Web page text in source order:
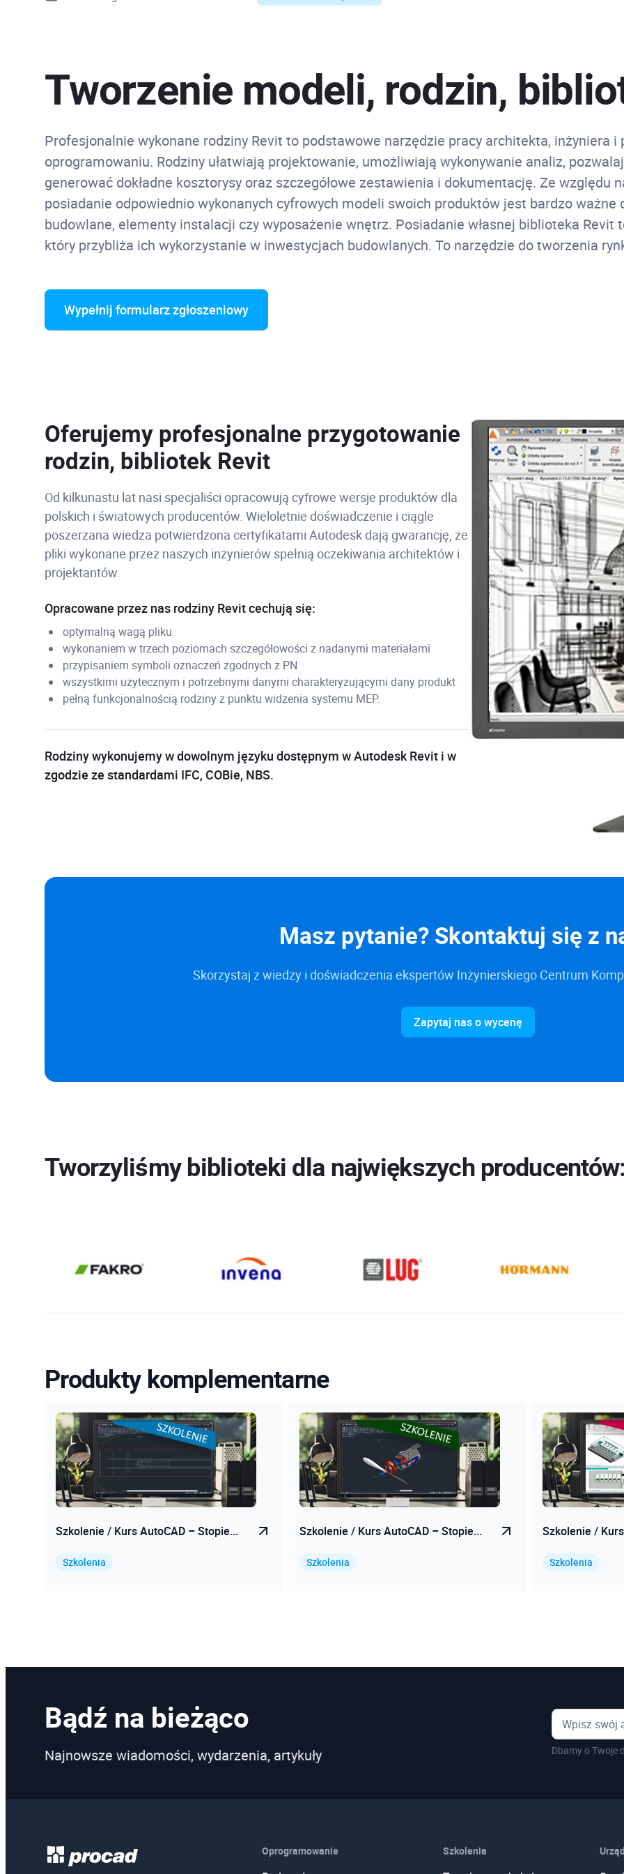
Tworzenie modeli, rodzin,
Profesjonalnie wykonane rodziny Revit to podstawowe narzędzie pracy architekta, inżyniera
oprogramowaniu. Rodziny ułatwiają projektowanie, umożliwiają wykonywanie analiz,
generować dokładne kosztorysy oraz szczegółowe zestawienia i dokumentację. Ze względu
posiadanie odpowiednio wykonanych cyfrowych modeli swoich produktów jest bardzo ważne
budowlane, elementy instalacji czy wyposażenie wnętrz. Posiadanie własnej biblioteka
który przybliża ich wykorzystanie w inwestycjach budowlanych. To narzędzie do tworzenia
Wypełnij formularz zgłoszeniowy
Oferujemy profesjonalne przygotowanie
rodzin, bibliotek Revit
Od kilkunastu lat nasi specjaliści opracowują cyfrowe wersje produktów dla
polskich i światowych producentów. Wieloletnie doświadczenie i ciągle
poszerzana wiedza potwierdzona certyfikatami Autodesk dają gwarancję, że
pliki wykonane przez naszych inżynierów spełnią oczekiwania architektów i
projektantów.
Opracowane przez nas rodziny Revit cechują się:
optymalną wagą pliku
wykonaniem w trzech poziomach szczegółowości z nadanymi materiałami
przypisaniem symboli oznaczeń zgodnych z PN
wszystkimi użytecznym i potrzebnymi danymi charakteryzującymi dany produkt
pełną funkcjonalnością rodziny z punktu widzenia systemu MEP.
Rodziny wykonujemy w dowolnym języku dostępnym w Autodesk Revit i w
zgodzie ze standardami IFC, COBie, NBS.
Masz pytanie? Skontaktuj się z
Skorzystaj z wiedzy i doświadczenia ekspertów Inżynierskiego Centrum
Zapytaj nas o wycenę
Tworzyliśmy biblioteki dla największych
Produkty komplementarne
Szkolenie / Kurs AutoCAD – Stopie...
Szkolenia
Szkolenie / Kurs AutoCAD – Stopie...
Szkolenia
Szkolenie /
Szkolenia
Bądź na bieżąco
Najnowsze wiadomości, wydarzenia, artykuły Dbamy o Twoje
Oprogramowanie Szkolenia